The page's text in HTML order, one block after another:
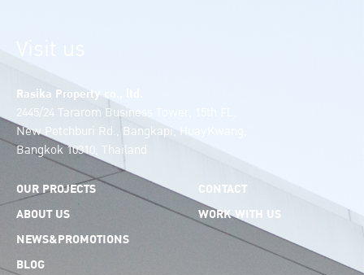
Visit us
Rasika Property co., ltd.
2445/24 Tararom Business Tower, 15th FL.
New Petchburi Rd., Bangkapi, HuayKwang,
Bangkok 10310, Thailand
OUR PROJECTS
ABOUT US
NEWS&PROMOTIONS
BLOG
CONTACT
WORK WITH US